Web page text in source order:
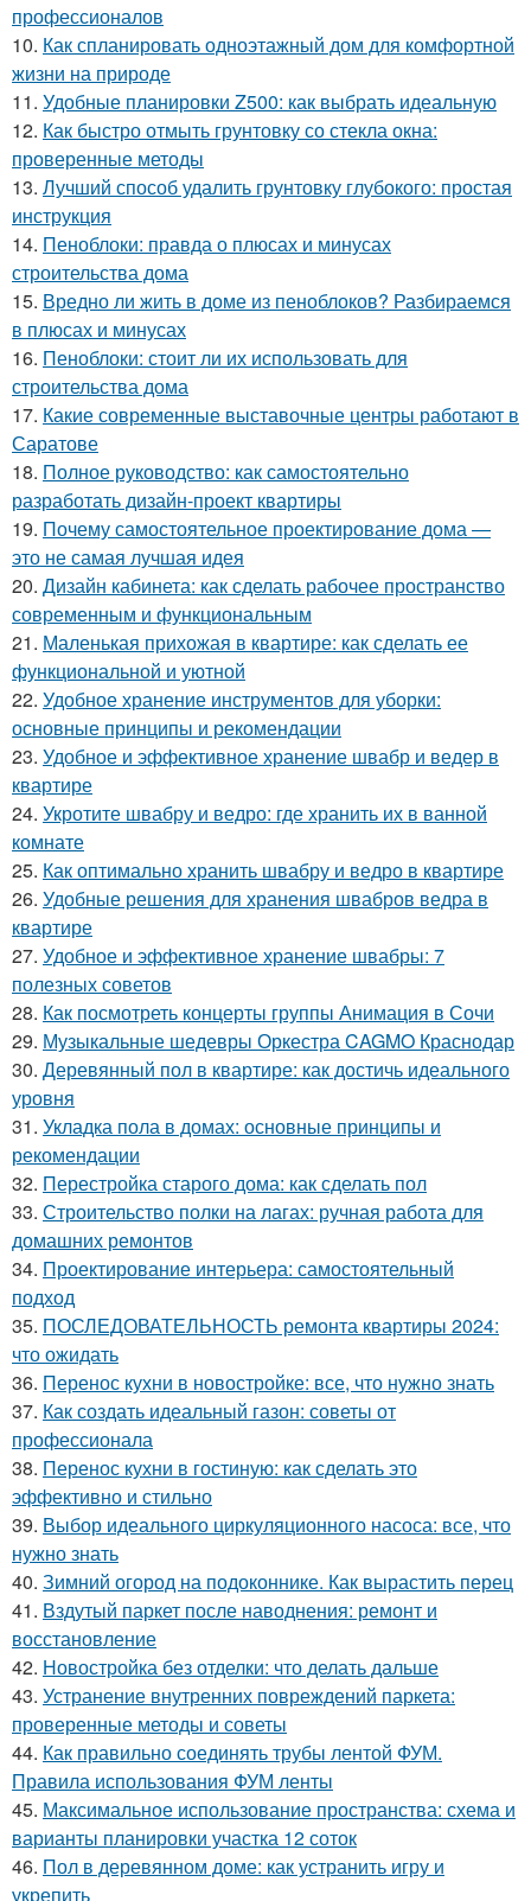
профессионалов
10. Как спланировать одноэтажный дом для комфортной
жизни на природе
11. Удобные планировки Z500: как выбрать идеальную
12. Как быстро отмыть грунтовку со стекла окна:
проверенные методы
13. Лучший способ удалить грунтовку глубокого: простая
инструкция
14. Пеноблоки: правда о плюсах и минусах
строительства дома
15. Вредно ли жить в доме из пеноблоков? Разбираемся
в плюсах и минусах
16. Пеноблоки: стоит ли их использовать для
строительства дома
17. Какие современные выставочные центры работают в
Саратове
18. Полное руководство: как самостоятельно
разработать дизайн-проект квартиры
19. Почему самостоятельное проектирование дома —
это не самая лучшая идея
20. Дизайн кабинета: как сделать рабочее пространство
современным и функциональным
21. Маленькая прихожая в квартире: как сделать ее
функциональной и уютной
22. Удобное хранение инструментов для уборки:
основные принципы и рекомендации
23. Удобное и эффективное хранение швабр и ведер в
квартире
24. Укротите швабру и ведро: где хранить их в ванной
комнате
25. Как оптимально хранить швабру и ведро в квартире
26. Удобные решения для хранения швабров ведра в
квартире
27. Удобное и эффективное хранение швабры: 7
полезных советов
28. Как посмотреть концерты группы Анимация в Сочи
29. Музыкальные шедевры Оркестра CAGMO Краснодар
30. Деревянный пол в квартире: как достичь идеального
уровня
31. Укладка пола в домах: основные принципы и
рекомендации
32. Перестройка старого дома: как сделать пол
33. Строительство полки на лагах: ручная работа для
домашних ремонтов
34. Проектирование интерьера: самостоятельный
подход
35. ПОСЛЕДОВАТЕЛЬНОСТЬ ремонта квартиры 2024:
что ожидать
36. Перенос кухни в новостройке: все, что нужно знать
37. Как создать идеальный газон: советы от
профессионала
38. Перенос кухни в гостиную: как сделать это
эффективно и стильно
39. Выбор идеального циркуляционного насоса: все, что
нужно знать
40. Зимний огород на подоконнике. Как вырастить перец
41. Вздутый паркет после наводнения: ремонт и
восстановление
42. Новостройка без отделки: что делать дальше
43. Устранение внутренних повреждений паркета:
проверенные методы и советы
44. Как правильно соединять трубы лентой ФУМ.
Правила использования ФУМ ленты
45. Максимальное использование пространства: схема и
варианты планировки участка 12 соток
46. Пол в деревянном доме: как устранить игру и
укрепить